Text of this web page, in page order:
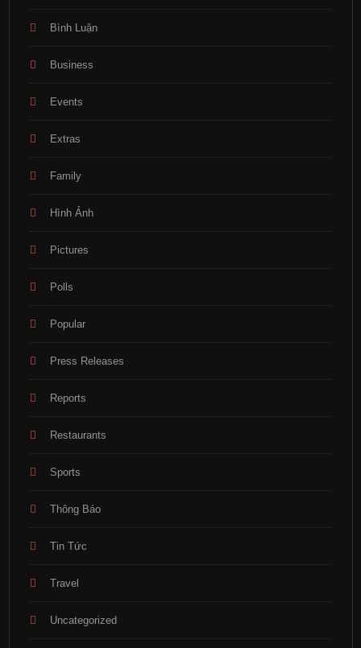
Bình Luận
Business
Events
Extras
Family
Hình Ảnh
Pictures
Polls
Popular
Press Releases
Reports
Restaurants
Sports
Thông Báo
Tin Tức
Travel
Uncategorized